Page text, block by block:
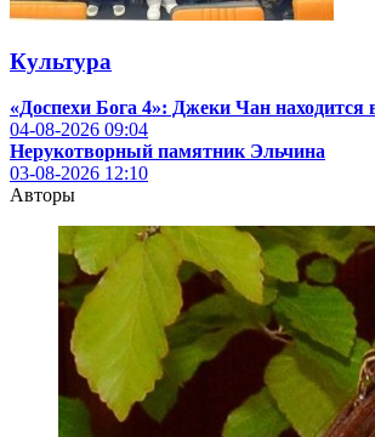
Культура
«Доспехи Бога 4»: Джеки Чан находится
04-08-2026 09:04
Нерукотворный памятник Эльчина
03-08-2026 12:10
Авторы